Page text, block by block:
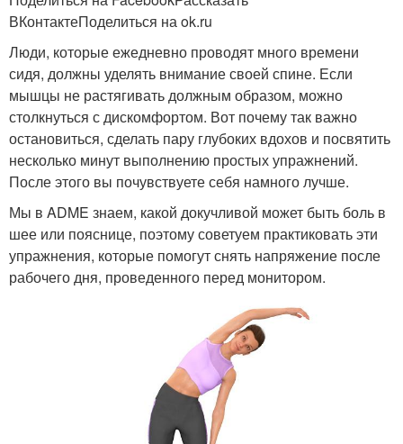
ВКонтактеПоделиться на ok.ru
Люди, которые ежедневно проводят много времени
сидя, должны уделять внимание своей спине. Если
мышцы не растягивать должным образом, можно
столкнуться с дискомфортом. Вот почему так важно
остановиться, сделать пару глубоких вдохов и посвятить
несколько минут выполнению простых упражнений.
После этого вы почувствуете себя намного лучше.
Мы в ADME знаем, какой докучливой может быть боль в
шее или пояснице, поэтому советуем практиковать эти
упражнения, которые помогут снять напряжение после
рабочего дня, проведенного перед монитором.